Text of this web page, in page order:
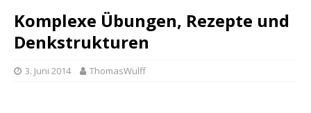
Komplexe Übungen, Rezepte und
Denkstrukturen
3. Juni 2014 ThomasWulff